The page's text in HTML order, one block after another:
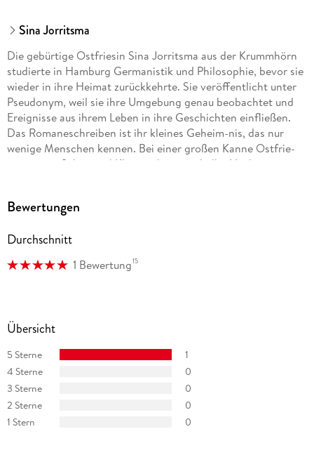
Sina Jorritsma
Die gebürtige Ostfriesin Sina Jorritsma aus der Krummhörn
studierte in Hamburg Germanistik und Philosophie, bevor sie
wieder in ihre Heimat zurückkehrte. Sie veröffentlicht unter
Pseudonym, weil sie ihre Umgebung genau beobachtet und
Ereignisse aus ihrem Leben in ihre Geschichten einfließen.
Das Romaneschreiben ist ihr kleines Geheim-nis, das nur
wenige Menschen kennen. Bei einer großen Kanne Ostfrie-
sentee mit Sahne und Kluntjes kann sie halbe Nächte
Emden.
Bewertungen
Durchschnitt
1 Bewertung15
Übersicht
5 Sterne
1
4 Sterne
0
3 Sterne
0
2 Sterne
0
1 Stern
0